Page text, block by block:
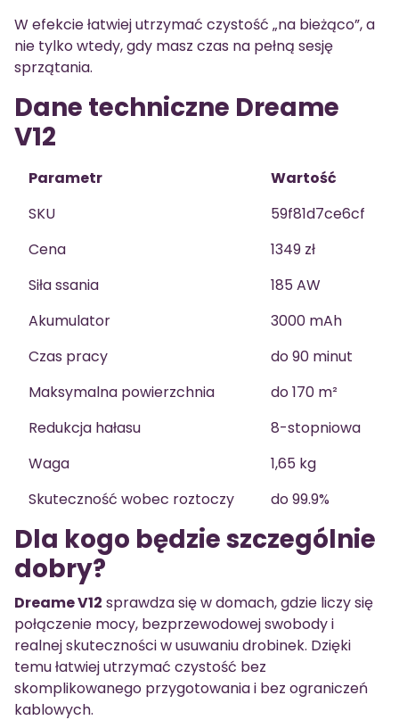
W efekcie łatwiej utrzymać czystość „na bieżąco”, a
nie tylko wtedy, gdy masz czas na pełną sesję
sprzątania.
Dane techniczne Dreame
V12
Parametr
Wartość
SKU
59f81d7ce6cf
Cena
1349 zł
Siła ssania
185 AW
Akumulator
3000 mAh
Czas pracy
do 90 minut
Maksymalna powierzchnia
do 170 m²
Redukcja hałasu
8-stopniowa
Waga
1,65 kg
Skuteczność wobec roztoczy
do 99.9%
Dla kogo będzie szczególnie
dobry?
Dreame V12 sprawdza się w domach, gdzie liczy się
połączenie mocy, bezprzewodowej swobody i
realnej skuteczności w usuwaniu drobinek. Dzięki
temu łatwiej utrzymać czystość bez
skomplikowanego przygotowania i bez ograniczeń
kablowych.